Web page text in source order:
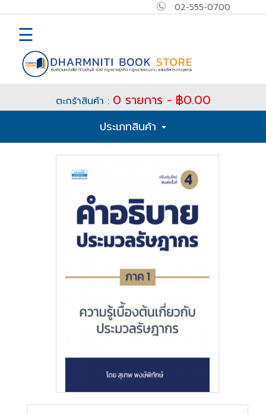
02-555-0700
MAIN
MENU
E-
☰
ตะกร้าสินค้า : 0 รายการ - ฿0.00
ประเภทสินค้า
×